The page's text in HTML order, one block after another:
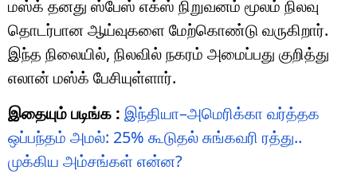
மஸ்க் தனது ஸ்பேஸ் எக்ஸ் நிறுவனம் மூலம் நிலவு
தொடர்பான ஆய்வுகளை மேற்கொண்டு வருகிறார்.
இந்த நிலையில், நிலவில் நகரம் அமைப்பது குறித்து
எலான் மஸ்க் பேசியுள்ளார்.
இதையும் படிங்க : இந்தியா–அமெரிக்கா வர்த்தக
ஒப்பந்தம் அமல்: 25% கூடுதல் சுங்கவரி ரத்து..
முக்கிய அம்சங்கள் என்ன?